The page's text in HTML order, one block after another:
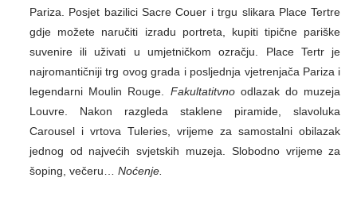
Pariza. Posjet bazilici Sacre Couer i trgu slikara Place Tertre
gdje možete naručiti izradu portreta, kupiti tipične pariške
suvenire ili uživati u umjetničkom ozračju. Place Tertr je
najromantičniji trg ovog grada i posljednja vjetrenjača Pariza i
legendarni Moulin Rouge. Fakultatitvno odlazak do muzeja
Louvre. Nakon razgleda staklene piramide, slavoluka
Carousel i vrtova Tuleries, vrijeme za samostalni obilazak
jednog od najvećih svjetskih muzeja. Slobodno vrijeme za
šoping, večeru… Noćenje.